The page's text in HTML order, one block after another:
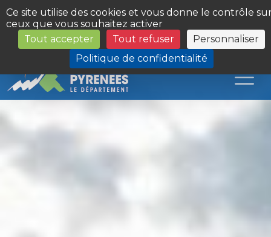
Panneau de gestion des cookies
Ce site utilise des cookies et vous donne le contrôle
ceux que vous souhaitez activer
Tout accepter
Tout refuser
Personnaliser
Politique de confidentialité
Les Sites du Département